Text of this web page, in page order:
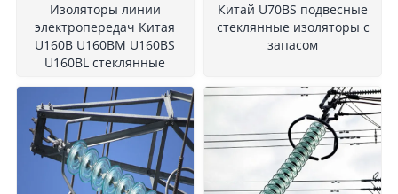
Изоляторы линии
электропередач Китая
U160B U160BM U160BS
U160BL стеклянные
Китай U70BS подвесные
стеклянные изоляторы с
запасом